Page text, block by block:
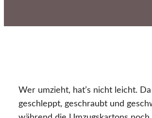
Wer umzieht, hat’s nicht leicht.
geschleppt, geschraubt und